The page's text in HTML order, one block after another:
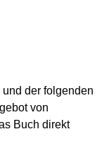
der folgenden
von
Buch direkt